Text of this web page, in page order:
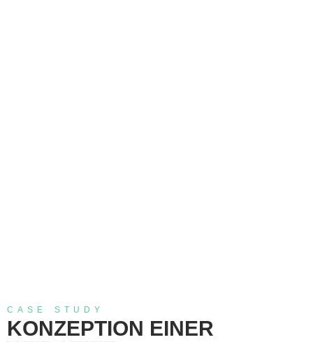
CASE STUDY
KONZEPTION EINER